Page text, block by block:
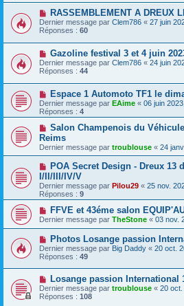
RASSEMBLEMENT A DREUX
Dernier message par Clem786 « 27 juin
Réponses : 60
Gazoline festival 3 et 4 juin
Dernier message par Clem786 « 24 juin
Réponses : 44
Espace 1 Automoto TF1 le
Dernier message par EAime « 06 juin
Réponses : 4
Salon Champenois du
Reims
Dernier message par troublouse « 24
POA Secret Design - Dreux 13
I/II/III/IV/V
Dernier message par Pilou29 « 25 nov.
Réponses : 9
FFVE et 43éme salon
Dernier message par TheStone « 03 nov.
Photos Losange passion
Dernier message par Big Daddy « 20 oct.
Réponses : 49
Losange passion International
Dernier message par troublouse « 20 oct.
Réponses : 108